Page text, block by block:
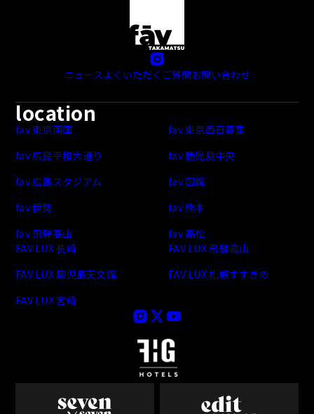
ニュース よくいただくご質問お問い合わせ
location
fav 東京両国
fav 東京西日暮里
fav 広島平和大通り
fav 鹿児島中央
fav 広島スタジアム
fav 函館
fav 伊勢
fav 熊本
fav 飛騨高山
fav 高松
FAV LUX 長崎
FAV LUX 飛騨高山
FAV LUX 鹿児島天文館
FAV LUX 札幌すすきの
FAV LUX 宮崎